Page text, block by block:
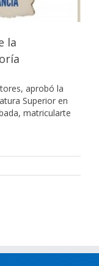
la
aprobó la
Superior en
matricularte